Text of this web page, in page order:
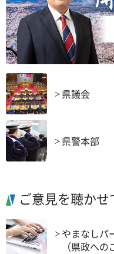
県議会
県警本部
ご意見を聴か
やまなしパ
（県政への